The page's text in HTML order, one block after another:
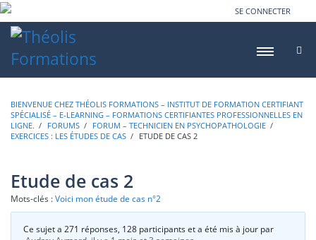
SE CONNECTER
BIENVENUE CHEZ THÉOLIS FORMATIONS – INSTITUT DE FORMATION CERTIFIANT
SPÉCIALISÉ – E-LEARNING – FORMATIONS CERTIFIANTES PROFESSIONNELLES EN
LIGNE.
FORUMS FORUM – TECHNICIEN EN PSYCHOPATHOLOGIE
EXERCICES : LES ÉTUDES DE CAS
ETUDE DE CAS 2
Etude de cas 2
Mots-clés :Voici mon étude de cas n°2
Ce sujet a 271 réponses, 128 participants et a été mis à jour par